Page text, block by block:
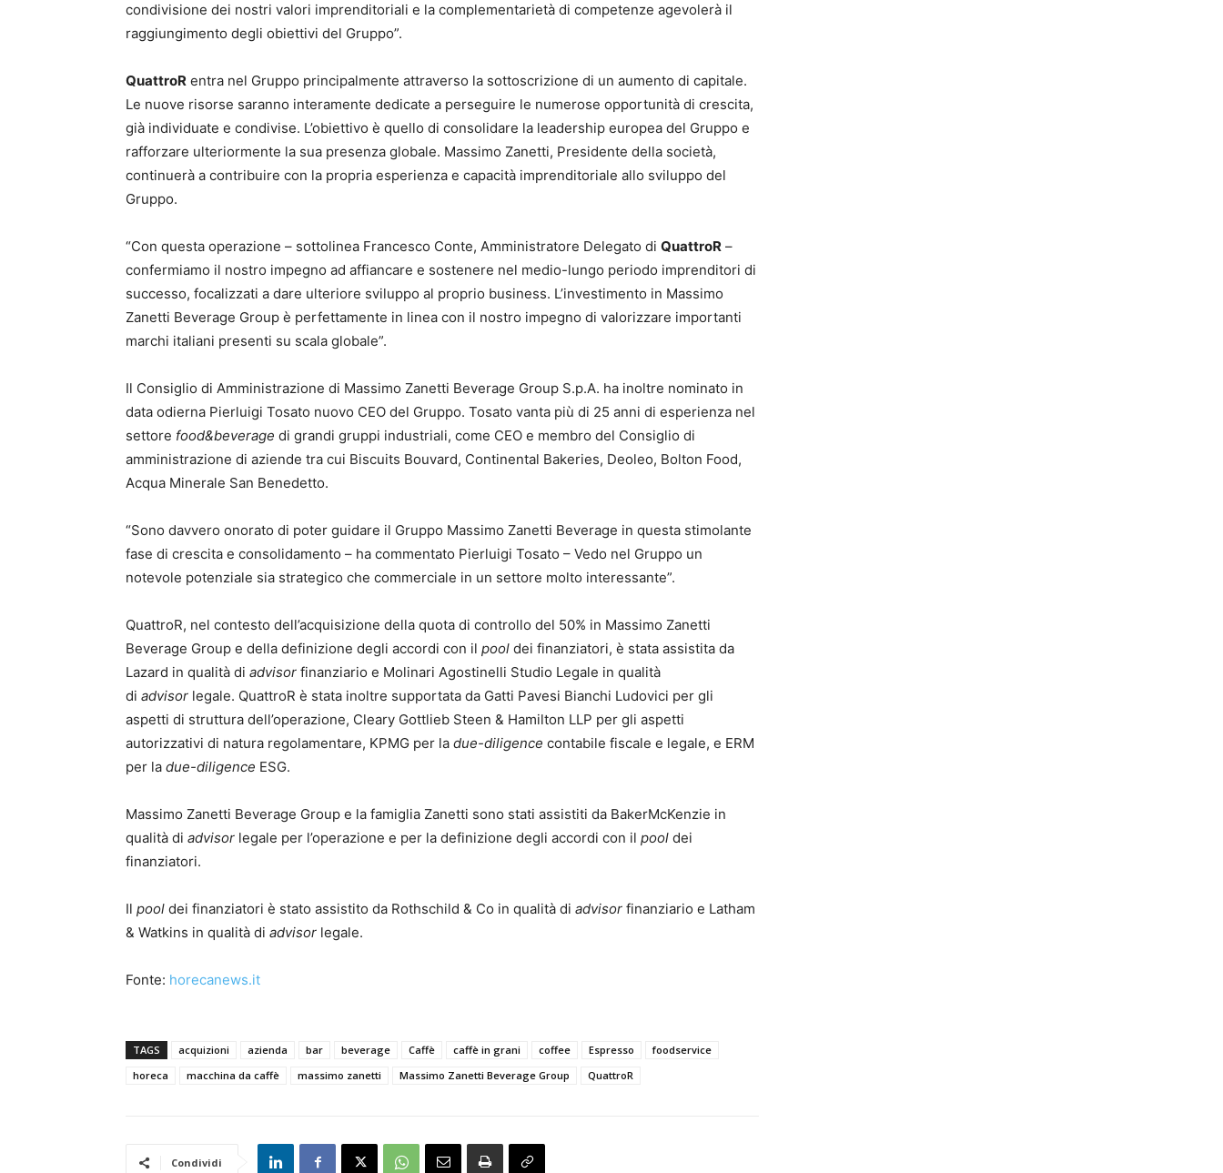
condivisione dei nostri valori imprenditoriali e la complementarietà di competenze agevolerà il
raggiungimento degli obiettivi del Gruppo”.
QuattroR entra nel Gruppo principalmente attraverso la sottoscrizione di un aumento di capitale.
Le nuove risorse saranno interamente dedicate a perseguire le numerose opportunità di crescita,
già individuate e condivise. L’obiettivo è quello di consolidare la leadership europea del Gruppo e
rafforzare ulteriormente la sua presenza globale. Massimo Zanetti, Presidente della società,
continuerà a contribuire con la propria esperienza e capacità imprenditoriale allo sviluppo del
Gruppo.
“Con questa operazione – sottolinea Francesco Conte, Amministratore Delegato di QuattroR –
confermiamo il nostro impegno ad affiancare e sostenere nel medio-lungo periodo imprenditori di
successo, focalizzati a dare ulteriore sviluppo al proprio business. L’investimento in Massimo
Zanetti Beverage Group è perfettamente in linea con il nostro impegno di valorizzare importanti
marchi italiani presenti su scala globale”.
Il Consiglio di Amministrazione di Massimo Zanetti Beverage Group S.p.A. ha inoltre nominato in
data odierna Pierluigi Tosato nuovo CEO del Gruppo. Tosato vanta più di 25 anni di esperienza nel
settore food&beverage di grandi gruppi industriali, come CEO e membro del Consiglio di
amministrazione di aziende tra cui Biscuits Bouvard, Continental Bakeries, Deoleo, Bolton Food,
Acqua Minerale San Benedetto.
“Sono davvero onorato di poter guidare il Gruppo Massimo Zanetti Beverage in questa stimolante
fase di crescita e consolidamento – ha commentato Pierluigi Tosato – Vedo nel Gruppo un
notevole potenziale sia strategico che commerciale in un settore molto interessante”.
QuattroR, nel contesto dell’acquisizione della quota di controllo del 50% in Massimo Zanetti
Beverage Group e della definizione degli accordi con il pool dei finanziatori, è stata assistita da
Lazard in qualità di advisor finanziario e Molinari Agostinelli Studio Legale in qualità
di advisor legale. QuattroR è stata inoltre supportata da Gatti Pavesi Bianchi Ludovici per gli
aspetti di struttura dell’operazione, Cleary Gottlieb Steen & Hamilton LLP per gli aspetti
autorizzativi di natura regolamentare, KPMG per la due-diligence contabile fiscale e legale, e ERM
per la due-diligence ESG.
Massimo Zanetti Beverage Group e la famiglia Zanetti sono stati assistiti da BakerMcKenzie in
qualità di advisor legale per l’operazione e per la definizione degli accordi con il pool dei
finanziatori.
Il pool dei finanziatori è stato assistito da Rothschild & Co in qualità di advisor finanziario e Latham
& Watkins in qualità di advisor legale.
Fonte: horecanews.it
TAGS acquizioni azienda bar beverage Caffè caffè in grani coffee Espresso
foodservice
horeca
macchina da caffè massimo zanetti Massimo Zanetti Beverage Group QuattroR
Condividi